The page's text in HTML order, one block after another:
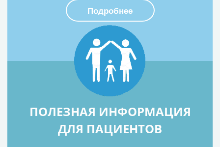
Подробнее
ПОЛЕЗНАЯ ИНФОРМАЦИЯ
ДЛЯ ПАЦИЕНТОВ